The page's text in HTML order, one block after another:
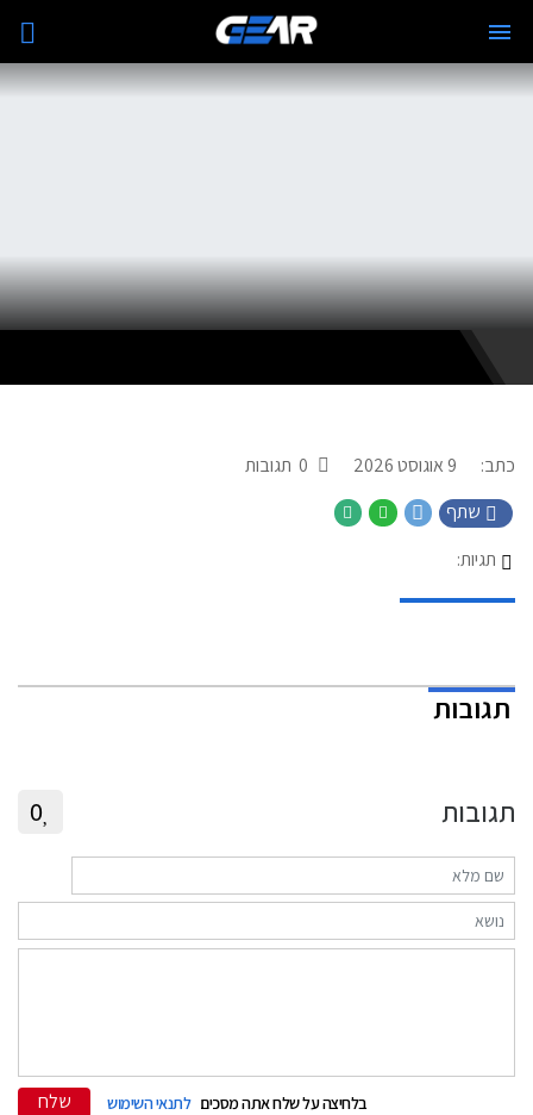
כתב: 9 אוגוסט 2026
תגובות
שתף
תגיות:
תגובות
תגובות 0
בלחיצה על שלח אתה מסכים לתנאי השימוש שלח